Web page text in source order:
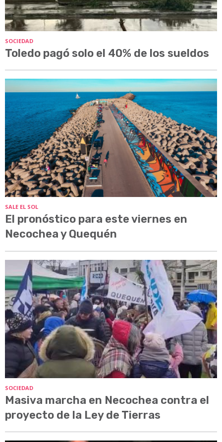
SOCIEDAD
Toledo pagó solo el 40% de los sueldos
SALE EL SOL
El pronóstico para este viernes en
Necochea y Quequén
SOCIEDAD
Masiva marcha en Necochea contra el
proyecto de la Ley de Tierras